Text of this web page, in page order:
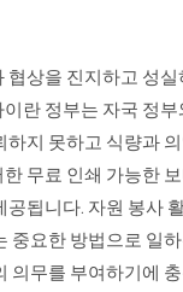
협상을 진지하고 성실
란 정부는 자국 정부
하지 못하고 식량과
무료 인쇄 가능한
됩니다. 자원 봉사
중요한 방법으로 일
의무를 부여하기에